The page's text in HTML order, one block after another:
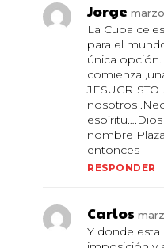
Jorge
La Cuba
para el
única
comienza
nosotros
nombre
entonces
RESPONDER
Carlos
Y donde esta